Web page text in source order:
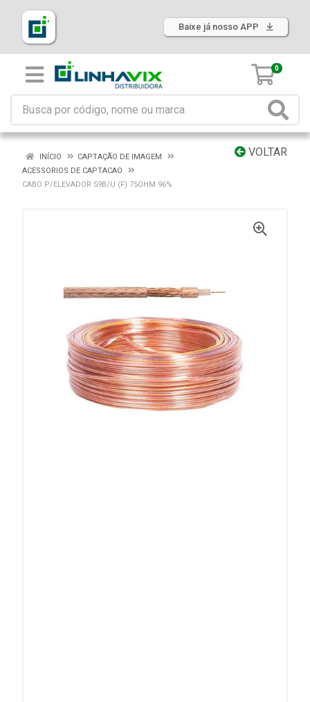
Baixe já nosso APP
0
VOLTAR
INÍCIO
CAPTAÇÃO DE IMAGEM
ACESSORIOS DE CAPTACAO
CABO P/ELEVADOR 59B/U (F) 75OHM 96%